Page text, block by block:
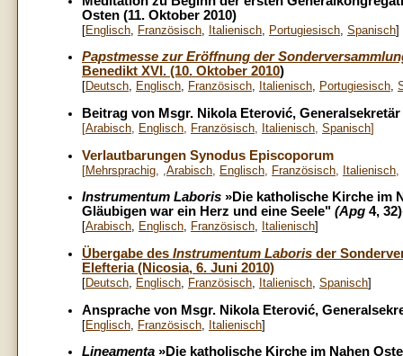
Osten (11. Oktober 2010)
[Englisch Französisch Italienisch Portugiesisch Spanisch]
Papstmesse zur Eröffnung der
Benedikt XVI. (10. Oktober 2010)
[Deutsch, Englisch, Französisch, Italienisch, Portugiesisch,
Beitrag von Msgr. Nikola Eterović, Generalsekretär
[Arabisch, Englisch, Französisch, Italienisch, Spanisch]
Verlautbarungen Synodus Episcoporum
[Mehrsprachig Arabisch Englisch Französisch Italienisch
Instrumentum Laboris »Die katholische Kirche im
Gläubigen war ein Herz und eine Seele" (Apg 4,
[Arabisch, Englisch, Französisch, Italienisch]
Übergabe des Instrumentum Laboris der
Elefteria (Nicosia, 6. Juni 2010)
[Deutsch, Englisch, Französisch, Italienisch, Spanisch]
Ansprache von Msgr. Nikola Eterović,
[Englisch Französisch Italienisch]
Lineamenta »Die katholische Kirche im Nahen